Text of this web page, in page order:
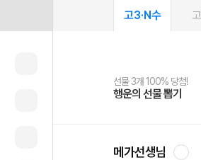
고3·N수
선물 3개 100% 당첨!
행운의 선물 뽑기
선물 100% 증정!
메가스터디 X 올리브
여름방학 스터디 캐시백
메가런 썸머스쿨
2027 러셀 단과
강사 공개선발
스마트러닝앱
설문 EVENT
메가패스
3일 무료 체험권
메가패스 수강생 무료혜택!
메가클럽 멤버십
사회공헌 캠페인
희망이룸 메가나눔
메가선생님